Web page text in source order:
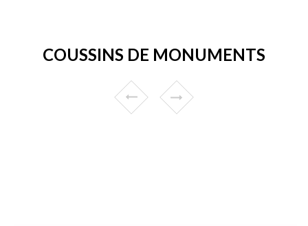
COUSSINS DE MONUMENTS